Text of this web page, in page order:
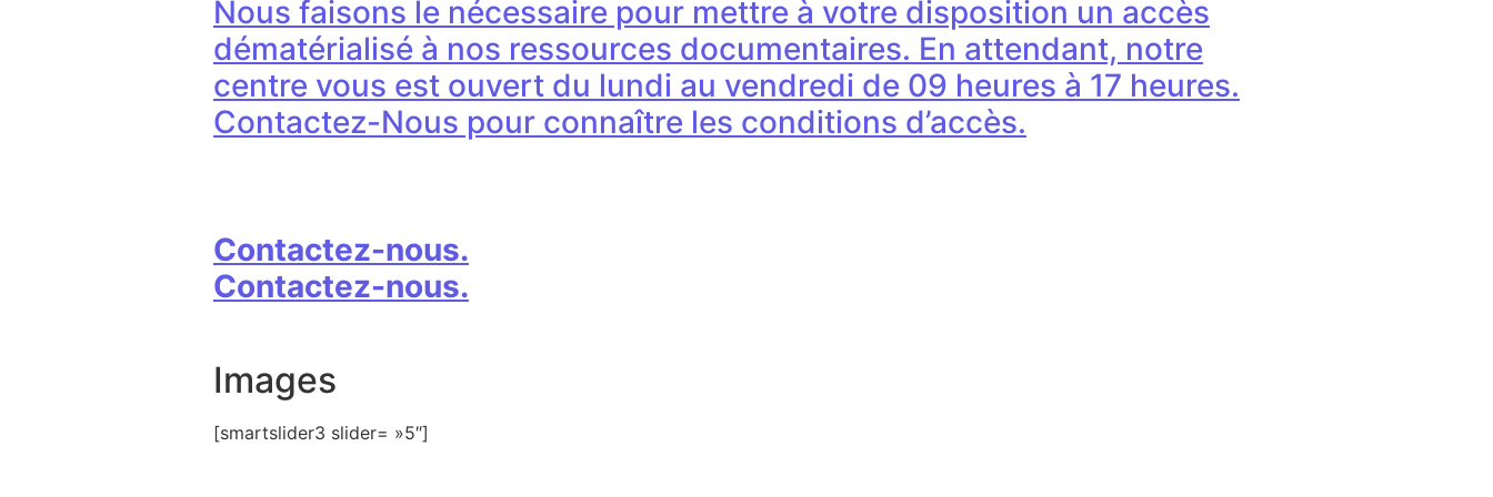
Nous faisons le nécessaire pour mettre à votre disposition un accès
dématérialisé à nos ressources documentaires. En attendant, notre
centre vous est ouvert du lundi au vendredi de 09 heures à 17 heures.
Contactez-Nous pour connaître les conditions d’accès.
Contactez-nous.
Contactez-nous.
Images
[smartslider3 slider= »5″]